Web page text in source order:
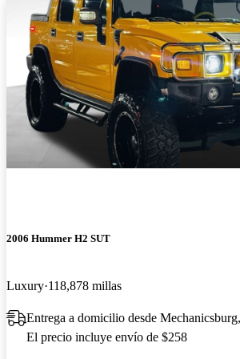
2006 Hummer H2 SUT
Luxury 118,878 millas
Entrega a domicilio desde
El precio incluye envío de $258